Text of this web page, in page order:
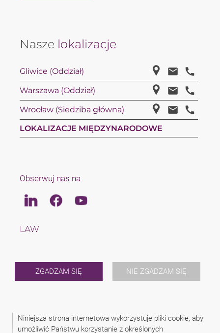
Niniejsza strona internetowa wykorzystuje pliki cookie, aby
umożliwić Państwu korzystanie z określonych
ZGADZAM SIĘ NIE ZGADZAM SIĘ
Nasze lokalizacje
Gliwice (Oddział)
Warszawa (Oddział)
Wrocław (Siedziba główna)
LOKALIZACJE MIĘDZYNARODOWE
Obserwuj nas na
LinkedinFacebookYoutube
LAW
KARIERA
O NAS
INTERNATIONAL